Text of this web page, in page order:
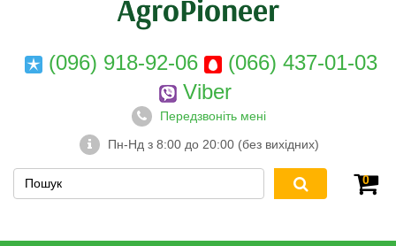
КОНТАКТИ
(096) 918-92-06
(066) 437-01-03
Viber
Передзвоніть мені
Пн-Нд з 8:00 до 20:00 (без вихідних)
0